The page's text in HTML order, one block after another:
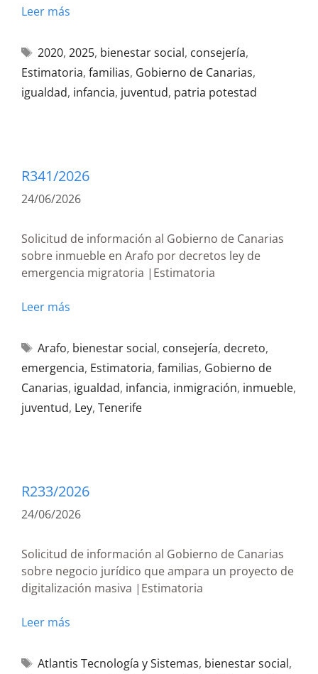
Leer más
2020, 2025, bienestar social, consejería,
Estimatoria, familias, Gobierno de Canarias,
igualdad, infancia, juventud, patria potestad
R341/2026
24/06/2026
Solicitud de información al Gobierno de Canarias
sobre inmueble en Arafo por decretos ley de
emergencia migratoria |Estimatoria
Leer más
Arafo, bienestar social, consejería, decreto,
emergencia, Estimatoria, familias, Gobierno de
Canarias, igualdad, infancia, inmigración, inmueble,
juventud, Ley, Tenerife
R233/2026
24/06/2026
Solicitud de información al Gobierno de Canarias
sobre negocio jurídico que ampara un proyecto de
digitalización masiva |Estimatoria
Leer más
Atlantis Tecnología y Sistemas, bienestar social,